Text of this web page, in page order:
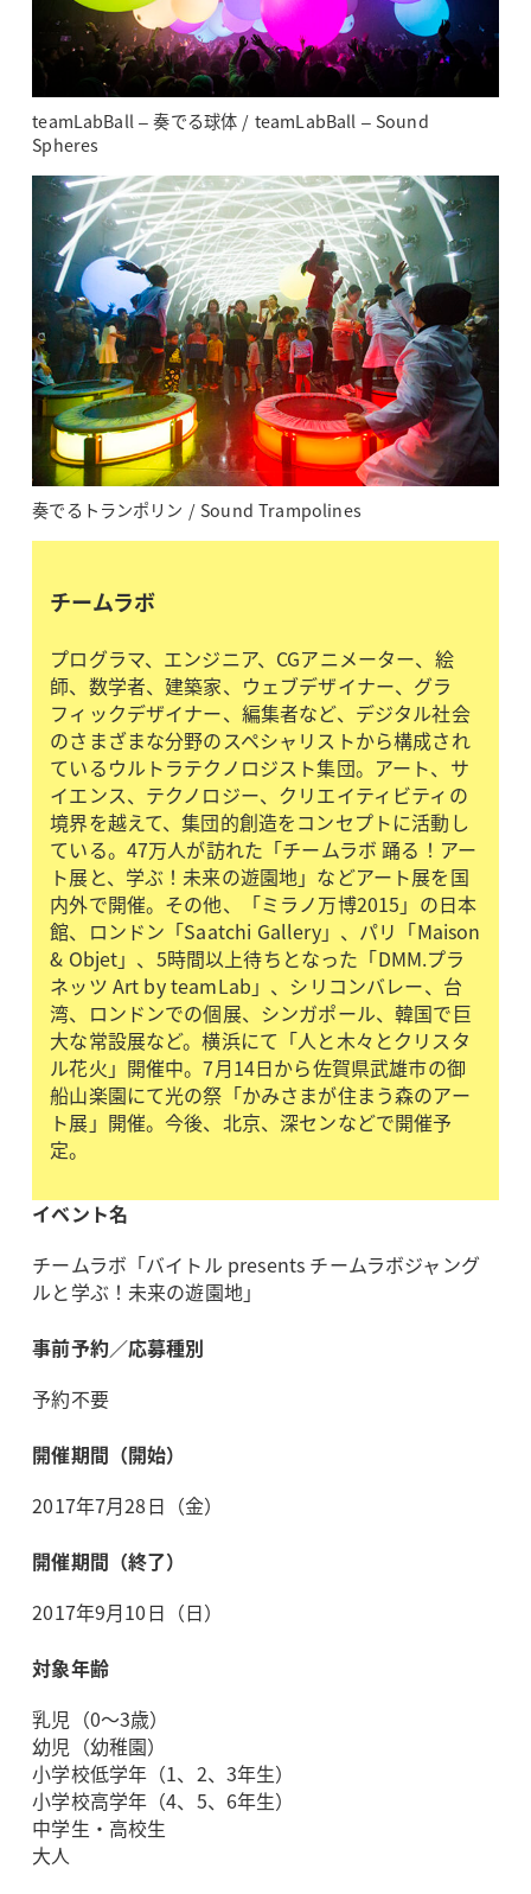
teamLabBall – 奏でる球体 / teamLabBall – Sound
Spheres
奏でるトランポリン / Sound Trampolines
チームラボ
プログラマ、エンジニア、CGアニメーター、絵
師、数学者、建築家、ウェブデザイナー、グラ
フィックデザイナー、編集者など、デジタル社会
のさまざまな分野のスペシャリストから構成され
ているウルトラテクノロジスト集団。アート、サ
イエンス、テクノロジー、クリエイティビティの
境界を越えて、集団的創造をコンセプトに活動し
ている。47万人が訪れた「チームラボ 踊る！アー
ト展と、学ぶ！未来の遊園地」などアート展を国
内外で開催。その他、「ミラノ万博2015」の日本
館、ロンドン「Saatchi Gallery」、パリ「Maison
& Objet」、5時間以上待ちとなった「DMM.プラ
ネッツ Art by teamLab」、シリコンバレー、台
湾、ロンドンでの個展、シンガポール、韓国で巨
大な常設展など。横浜にて「人と木々とクリスタ
ル花火」開催中。7月14日から佐賀県武雄市の御
船山楽園にて光の祭「かみさまが住まう森のアー
ト展」開催。今後、北京、深センなどで開催予
定。
イベント名
チームラボ「バイトル presents チームラボジャング
ルと学ぶ！未来の遊園地」
事前予約／応募種別
予約不要
開催期間（開始）
2017年7月28日（金）
開催期間（終了）
2017年9月10日（日）
対象年齢
乳児（0～3歳）
幼児（幼稚園）
小学校低学年（1、2、3年生）
小学校高学年（4、5、6年生）
中学生・高校生
大人